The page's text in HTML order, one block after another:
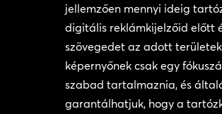
jellemzően mennyi ideig
digitális reklámkijelzőid előtt
szövegedet az adott
képernyőnek csak egy
szabad tartalmaznia, és
garantálhatjuk, hogy a